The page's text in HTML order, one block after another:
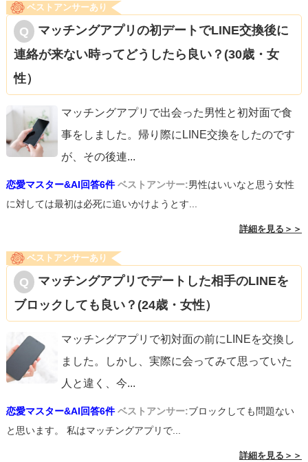
ベストアンサーあり
マッチングアプリの初デートでLINE交換後に
連絡が来ない時ってどうしたら良い？(30歳・女
性）
マッチングアプリで出会った男性と初対面で食
事をしました。帰り際にLINE交換をしたのです
が、その後連...
恋愛マスター&AI回答6件 ベストアンサー:男性はいいなと思う女性
に対しては最初は必死に追いかけようとす...
詳細を見る＞＞
ベストアンサーあり
マッチングアプリでデートした相手のLINEを
ブロックしても良い？(24歳・女性）
マッチングアプリで初対面の前にLINEを交換し
ました。しかし、実際に会ってみて思っていた
人と違く、今...
恋愛マスター&AI回答6件 ベストアンサー:ブロックしても問題ない
と思います。 私はマッチングアプリで...
詳細を見る＞＞